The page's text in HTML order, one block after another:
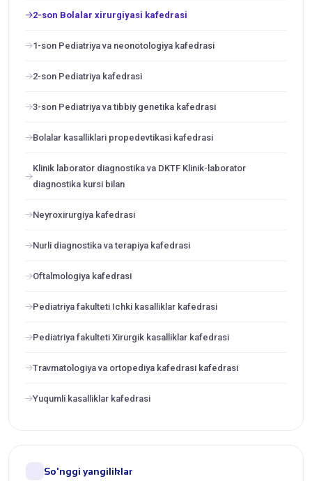
2-son Bolalar xirurgiyasi kafedrasi
1-son Pediatriya va neonotologiya kafedrasi
2-son Pediatriya kafedrasi
3-son Pediatriya va tibbiy genetika kafedrasi
Bolalar kasalliklari propedevtikasi kafedrasi
Klinik laborator diagnostika va DKTF Klinik-laborator
diagnostika kursi bilan
Neyroxirurgiya kafedrasi
Nurli diagnostika va terapiya kafedrasi
Oftalmologiya kafedrasi
Pediatriya fakulteti Ichki kasalliklar kafedrasi
Pediatriya fakulteti Xirurgik kasalliklar kafedrasi
Travmatologiya va ortopediya kafedrasi kafedrasi
Yuqumli kasalliklar kafedrasi
So'nggi yangiliklar